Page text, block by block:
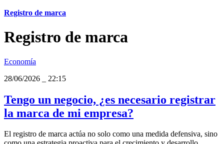
Registro de marca
Registro de marca
Economía
28/06/2026
22:15
Tengo un negocio, ¿es necesario registrar
la marca de mi empresa?
El registro de marca actúa no solo como una medida defensiva, sino